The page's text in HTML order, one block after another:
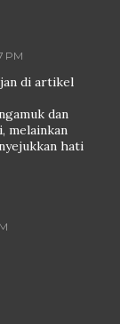
PM
di artikel
dan
melainkan
hati